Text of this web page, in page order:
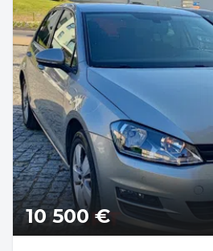
10 500 €